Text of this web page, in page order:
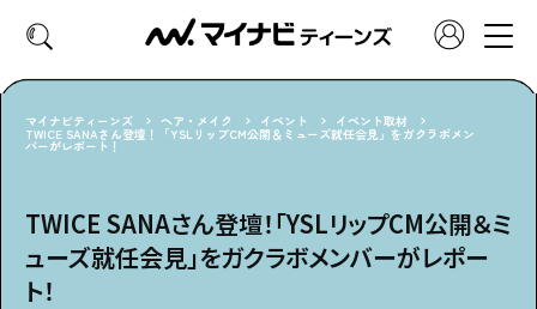
好きなカテゴリーから見る
ファッション ヘア・メイク
マイナビティーンズ ヘア・メイク イベント イベント取材
TWICE SANAさん登壇！「YSLリップCM公開＆ミューズ就任会見」をガクラボメン
バーがレポート！
TWICE SANAさん登壇！「YSLリップCM公開＆ミ
ューズ就任会見」をガクラボメンバーがレポー
ト！